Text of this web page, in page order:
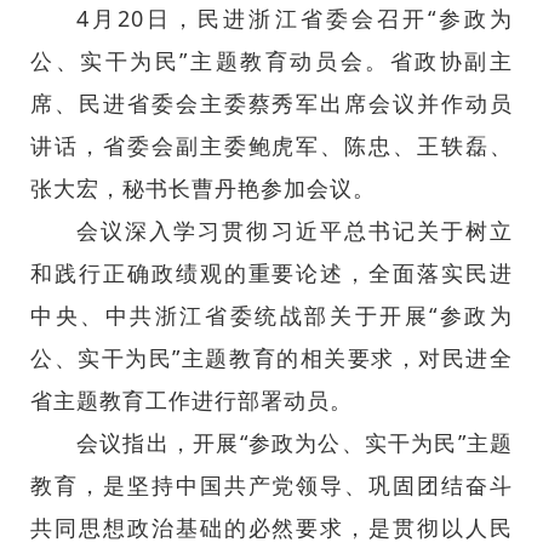
4月20日，民进浙江省委会召开“参政为
公、实干为民”主题教育动员会。省政协副主
席、民进省委会主委蔡秀军出席会议并作动员
讲话，省委会副主委鲍虎军、陈忠、王轶磊、
张大宏，秘书长曹丹艳参加会议。
会议深入学习贯彻习近平总书记关于树立
和践行正确政绩观的重要论述，全面落实民进
中央、中共浙江省委统战部关于开展“参政为
公、实干为民”主题教育的相关要求，对民进全
省主题教育工作进行部署动员。
会议指出，开展“参政为公、实干为民”主题
教育，是坚持中国共产党领导、巩固团结奋斗
共同思想政治基础的必然要求，是贯彻以人民